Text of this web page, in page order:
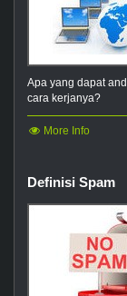
Apa yang dapat
cara kerjanya?
More Info
Definisi Spam